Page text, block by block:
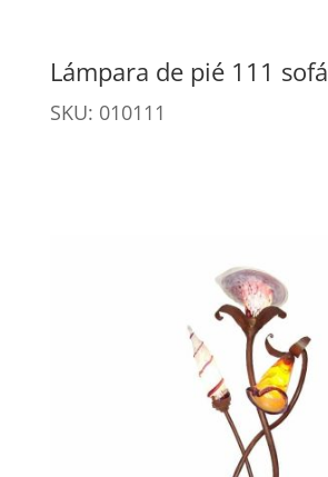
Lámpara de pié 111 sofá
SKU: 010111